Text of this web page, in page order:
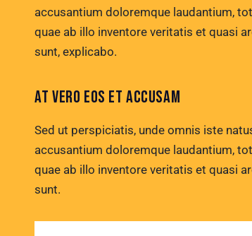
accusantium doloremque laudantium,
quae ab illo inventore veritatis et quasi
sunt, explicabo.
AT VERO EOS ET ACCUSAM
Sed ut perspiciatis, unde omnis iste
accusantium doloremque laudantium,
quae ab illo inventore veritatis et quasi
sunt.